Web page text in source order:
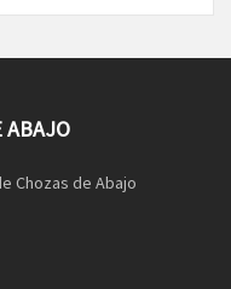
ABAJO
Chozas de Abajo